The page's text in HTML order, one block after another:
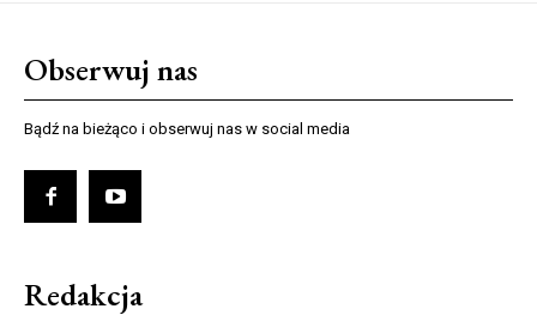
Obserwuj nas
Bądź na bieżąco i obserwuj nas w social media
Redakcja